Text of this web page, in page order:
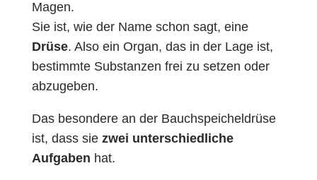
Magen.
Sie ist, wie der Name schon sagt, eine
Drüse. Also ein Organ, das in der Lage ist,
bestimmte Substanzen frei zu setzen oder
abzugeben.
Das besondere an der Bauchspeicheldrüse
ist, dass sie zwei unterschiedliche
Aufgaben hat.